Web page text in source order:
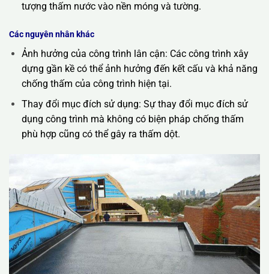
tượng thấm nước vào nền móng và tường.
Các nguyên nhân khác
Ảnh hưởng của công trình lân cận: Các công trình xây
dựng gần kề có thể ảnh hưởng đến kết cấu và khả năng
chống thấm của công trình hiện tại.
Thay đổi mục đích sử dụng: Sự thay đổi mục đích sử
dụng công trình mà không có biện pháp chống thấm
phù hợp cũng có thể gây ra thấm dột.